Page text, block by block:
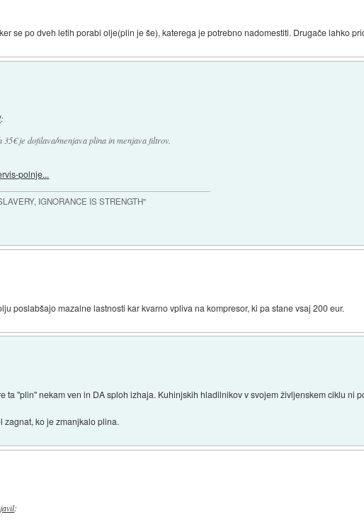
se po dveh letih porabi olje(plin je še), katerega je potrebno nadomestiti. Drugače lahko
:
je dofilava/menjava plina in menjava filtrov.
polnje...
IGNORANCE IS STRENGTH"
poslabšajo mazalne lastnosti kar kvarno vpliva na kompresor, ki pa stane vsaj 200 eur.
ta "plin" nekam ven in DA sploh izhaja. Kuhinjskih hladilnikov v svojem življenskem ciklu ni
zagnat, ko je zmanjkalo plina.
: